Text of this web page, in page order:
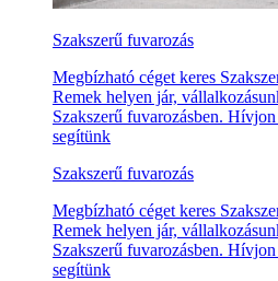
Szakszerű fuvarozás
Megbízható céget keres
Remek helyen jár,
Szakszerű fuvarozásben.
segítünk
Szakszerű fuvarozás
Megbízható céget keres
Remek helyen jár,
Szakszerű fuvarozásben.
segítünk